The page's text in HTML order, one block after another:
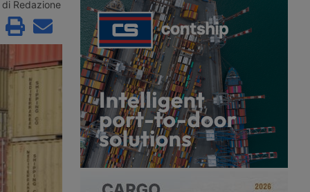
partner italiano della
il proprio ruolo con
nel Centro Italia e
verso il Project
multimodale, magazzini specializzati,
catena del freddo e sistemi digitali
per rendere più controllabili processi,
flussi e decisioni operative.
di Redazione